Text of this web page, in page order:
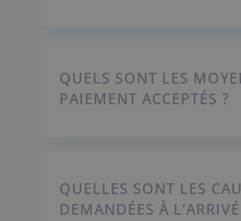
QUELS SONT LES
PAIEMENT ACCEPTÉS ?
QUELLES SONT LES
DEMANDÉES À